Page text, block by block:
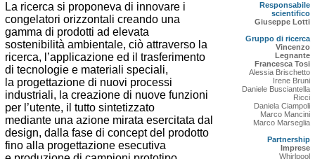
La ricerca si proponeva di innovare i
congelatori orizzontali creando una
gamma di prodotti ad elevata
sostenibilità ambientale, ciò attraverso la
ricerca, l’applicazione ed il trasferimento
di tecnologie e materiali speciali,
la progettazione di nuovi processi
industriali, la creazione di nuove funzioni
per l’utente, il tutto sintetizzato
mediante una azione mirata esercitata dal
design, dalla fase di concept del prodotto
fino alla progettazione esecutiva
Responsabile
scientifico
Giuseppe Lotti
Gruppo di ricerca
Vincenzo
Legnante
Francesca Tosi
Alessia Brischetto
Irene Bruni
Daniele Busciantella
Ricci
Daniela Ciampoli
Marco Mancini
Marco Marseglia
Partnership
Imprese
Whirlpool